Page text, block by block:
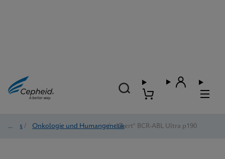
Tests / Onkologie und Humangenetik
/ Xpert® BCR-ABL Ultra p190